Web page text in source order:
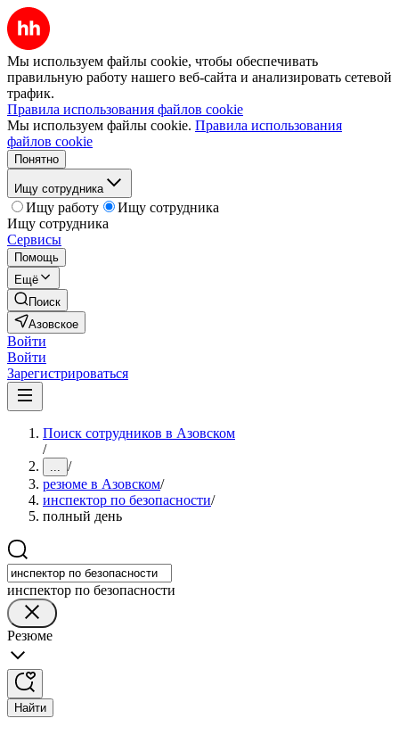
Мы используем файлы cookie, чтобы обеспечивать
правильную работу нашего веб-сайта и анализировать сетевой
трафик.
Правила использования файлов cookie
Мы используем файлы cookie. Правила использования
файлов cookie
Понятно
Ищу сотрудника
Ищу работу
Ищу сотрудника
Ищу сотрудника
Сервисы
Помощь
Ещё
Поиск
Азовское
Войти
Войти
Зарегистрироваться
Поиск сотрудников в Азовском
/
... /
резюме в Азовском/
инспектор по безопасности/
полный день
инспектор по безопасности
Резюме
Найти